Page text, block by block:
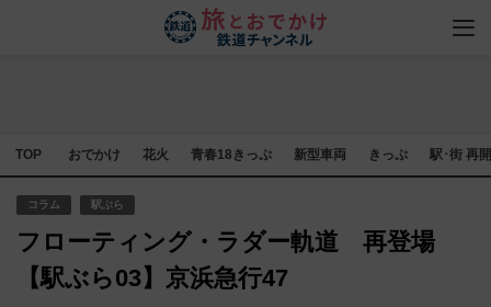
TOP おでかけ 花火 青春18きっぷ 新型車両 きっぷ 駅･街 再
コラム 駅ぶら
フローティング・ラダー軌道 再登場
【駅ぶら03】京浜急行47